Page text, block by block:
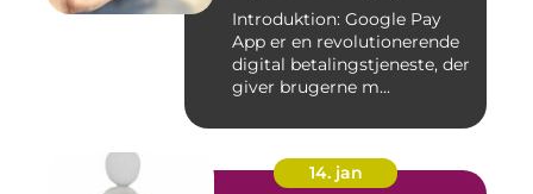
Introduktion: Google Pay
App er en revolutionerende
digital betalingstjeneste, der
giver brugerne m...
14. jan